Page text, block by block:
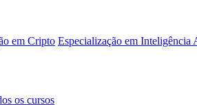
em Cripto Especialização em Inteligência
os cursos